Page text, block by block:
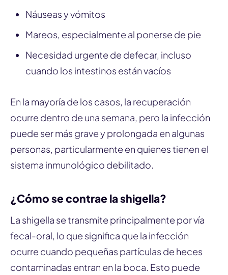
Náuseas y vómitos
Mareos, especialmente al ponerse de pie
Necesidad urgente de defecar, incluso
cuando los intestinos están vacíos
En la mayoría de los casos, la recuperación
ocurre dentro de una semana, pero la infección
puede ser más grave y prolongada en algunas
personas, particularmente en quienes tienen el
sistema inmunológico debilitado.
¿Cómo se contrae la shigella?
La shigella se transmite principalmente por vía
fecal-oral, lo que significa que la infección
ocurre cuando pequeñas partículas de heces
contaminadas entran en la boca. Esto puede